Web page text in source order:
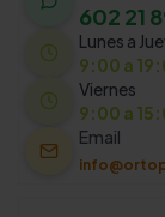
602 21
Lunes a
9:00 a
Viernes
9:00 a
Email